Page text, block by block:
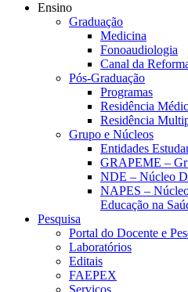
Ensino
Graduação
Medicina
Fonoaudiologia
Canal da
Pós-Graduação
Programas
Residência
Residência
Grupo e Núcleos
Entidades
GRAPEME –
NDE – Núcleo
NAPES –
Educação na
Pesquisa
Portal do Docente e
Laboratórios
Editais
FAEPEX
Serviços